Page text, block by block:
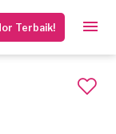
Terbaik!